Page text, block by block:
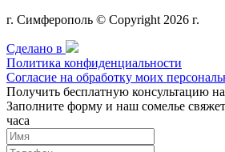
г. Симферополь © Copyright 2026 г.
Сделано в
Политика конфиденциальности
Согласие на обработку моих
Получить бесплатную консультацию
Заполните форму и наш сомелье
часа